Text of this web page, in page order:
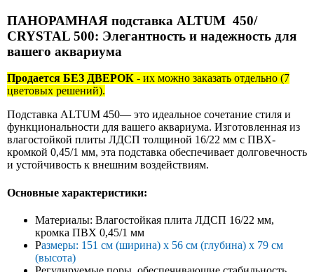
ПАНОРАМНАЯ подставка ALTUM 450/
CRYSTAL 500: Элегантность и надежность для
вашего аквариума
Продается БЕЗ ДВЕРОК - их можно заказать отдельно (7
цветовых решений).
Подставка ALTUM 450— это идеальное сочетание стиля и
функциональности для вашего аквариума. Изготовленная из
влагостойкой плиты ЛДСП толщиной 16/22 мм с ПВХ-
кромкой 0,45/1 мм, эта подставка обеспечивает долговечность
и устойчивость к внешним воздействиям.
Основные характеристики:
Материалы: Влагостойкая плита ЛДСП 16/22 мм,
кромка ПВХ 0,45/1 мм
Размеры: 151 см (ширина) x 56 см (глубина) x 79 см
(высота)